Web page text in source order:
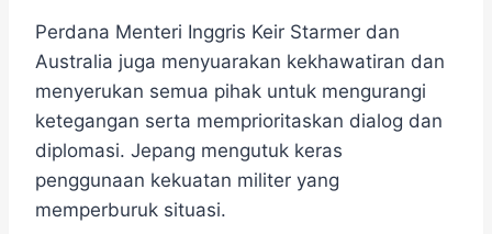
Perdana Menteri Inggris Keir Starmer dan
Australia juga menyuarakan kekhawatiran dan
menyerukan semua pihak untuk mengurangi
ketegangan serta memprioritaskan dialog dan
diplomasi. Jepang mengutuk keras
penggunaan kekuatan militer yang
memperburuk situasi.